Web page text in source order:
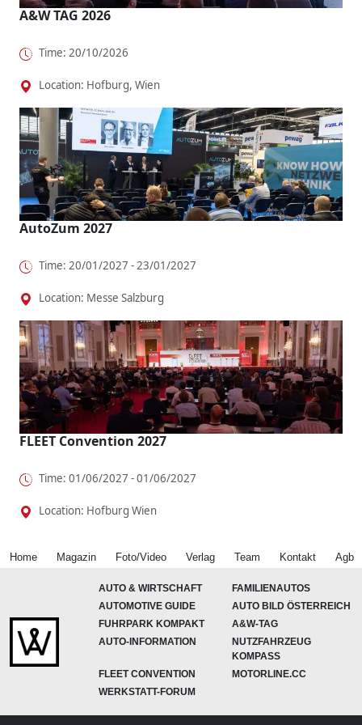
A&W TAG 2026
Time: 20/10/2026
Location: Hofburg, Wien
AutoZum 2027
Time: 20/01/2027 - 23/01/2027
Location: Messe Salzburg
FLEET Convention 2027
Time: 01/06/2027 - 01/06/2027
Location: Hofburg Wien
Home Magazin Foto/Video Verlag Team Kontakt Agb
AUTO & WIRTSCHAFT
FAMILIENAUTOS
AUTOMOTIVE GUIDE
AUTO BILD ÖSTERREICH
FUHRPARK KOMPAKT
A&W-TAG
AUTO-INFORMATION
NUTZFAHRZEUG
KOMPASS
FLEET CONVENTION
MOTORLINE.CC
WERKSTATT-FORUM